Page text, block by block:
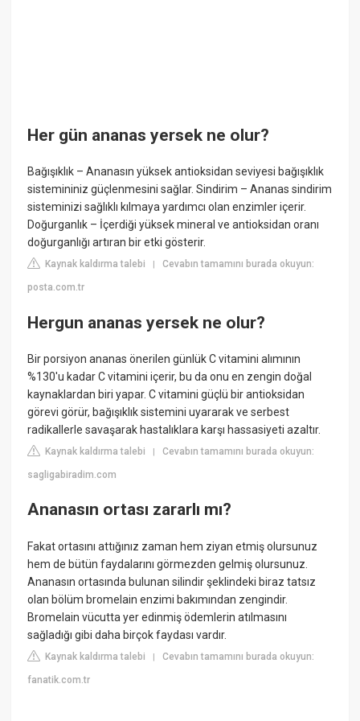
Her gün ananas yersek ne olur?
Bağışıklık – Ananasın yüksek antioksidan seviyesi bağışıklık
sistemininiz güçlenmesini sağlar. Sindirim – Ananas sindirim
sisteminizi sağlıklı kılmaya yardımcı olan enzimler içerir.
Doğurganlık – İçerdiği yüksek mineral ve antioksidan oranı
doğurganlığı artıran bir etki gösterir.
Kaynak kaldırma talebi |Cevabın tamamını burada okuyun:
posta.com.tr
Hergun ananas yersek ne olur?
Bir porsiyon ananas önerilen günlük C vitamini alımının
%130'u kadar C vitamini içerir, bu da onu en zengin doğal
kaynaklardan biri yapar. C vitamini güçlü bir antioksidan
görevi görür, bağışıklık sistemini uyararak ve serbest
radikallerle savaşarak hastalıklara karşı hassasiyeti azaltır.
Kaynak kaldırma talebi |Cevabın tamamını burada okuyun:
sagligabiradim.com
Ananasın ortası zararlı mı?
Fakat ortasını attığınız zaman hem ziyan etmiş olursunuz
hem de bütün faydalarını görmezden gelmiş olursunuz.
Ananasın ortasında bulunan silindir şeklindeki biraz tatsız
olan bölüm bromelain enzimi bakımından zengindir.
Bromelain vücutta yer edinmiş ödemlerin atılmasını
sağladığı gibi daha birçok faydası vardır.
Kaynak kaldırma talebi |Cevabın tamamını burada okuyun:
fanatik.com.tr